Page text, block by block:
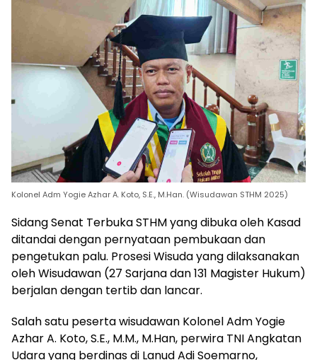
Kolonel Adm Yogie Azhar A. Koto, S.E., M.Han. (Wisudawan STHM 2025)
Sidang Senat Terbuka STHM yang dibuka oleh Kasad
ditandai dengan pernyataan pembukaan dan
pengetukan palu. Prosesi Wisuda yang dilaksanakan
oleh Wisudawan (27 Sarjana dan 131 Magister Hukum)
berjalan dengan tertib dan lancar.
Salah satu peserta wisudawan Kolonel Adm Yogie
Azhar A. Koto, S.E., M.M., M.Han, perwira TNI Angkatan
Udara yang berdinas di Lanud Adi Soemarno,